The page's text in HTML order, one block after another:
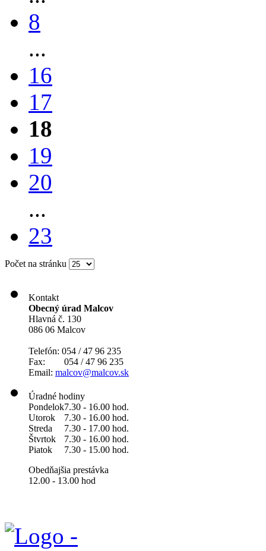
8
...
16
17
18
19
20
...
23
Počet na stránku
Kontakt
Obecný úrad Malcov
Hlavná č. 130
086 06 Malcov
Telefón: 054 / 47 96 235
Fax: 054 / 47 96 235
Email: malcov@malcov.sk
Úradné hodiny
Pondelok7.30 - 16.00 hod.
Utorok
7.30 - 16.00 hod.
Streda
7.30 - 17.00 hod.
Štvrtok
7.30 - 16.00 hod.
Piatok
7.30 - 15.00 hod.
Obedňajšia prestávka
12.00 - 13.00 hod